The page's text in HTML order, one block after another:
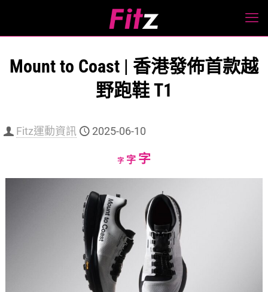
Mount to Coast | 香港發佈首款越
野跑鞋 T1
Fitz運動資訊 2025-06-10
字Decrease
字Reset
字Increase
size.